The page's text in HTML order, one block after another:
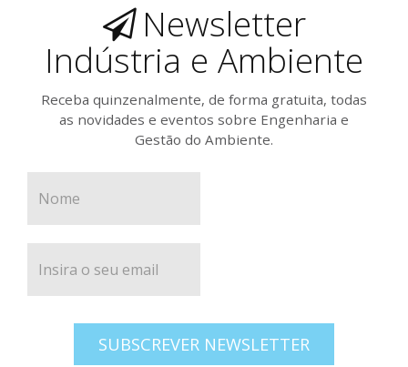
Newsletter
Indústria e Ambiente
Receba quinzenalmente, de forma gratuita, todas
as novidades e eventos sobre Engenharia e
Gestão do Ambiente.
SUBSCREVER NEWSLETTER